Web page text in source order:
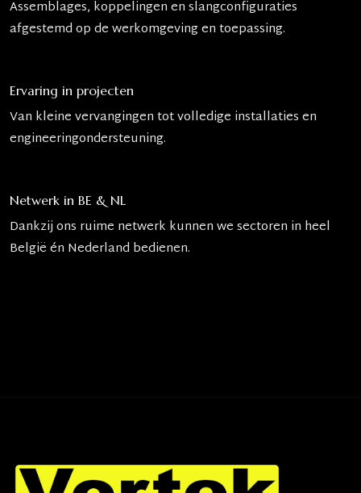
Assemblages, koppelingen en slangconfiguraties
afgestemd op de werkomgeving en toepassing.
Ervaring in projecten
Van kleine vervangingen tot volledige installaties en
engineeringondersteuning.
Netwerk in BE & NL
Dankzij ons ruime netwerk kunnen we sectoren in heel
België én Nederland bedienen.